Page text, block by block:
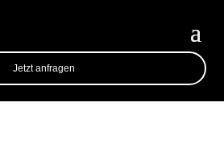
Jetzt anfragen